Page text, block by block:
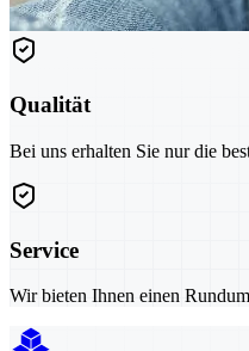
Qualität
Bei uns erhalten Sie nur die
Service
Wir bieten Ihnen einen